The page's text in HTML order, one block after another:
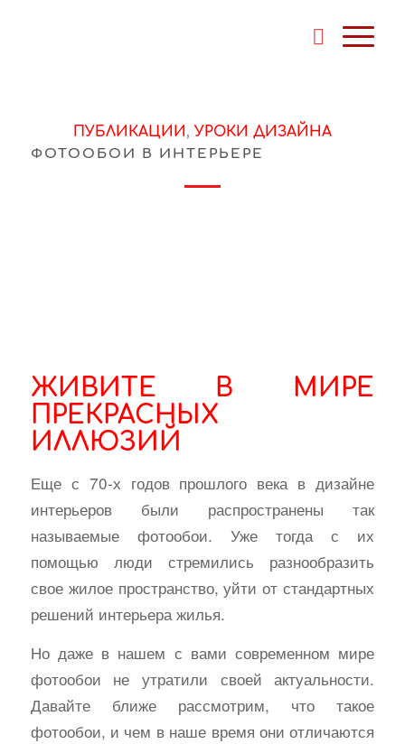
ПУБЛИКАЦИИ, УРОКИ ДИЗАЙНА
ФОТООБОИ В ИНТЕРЬЕРЕ
ЖИВИТЕ В МИРЕ
ПРЕКРАСНЫХ
ИЛЛЮЗИЙ
Еще с 70-х годов прошлого века в дизайне
интерьеров были распространены так
называемые фотообои. Уже тогда с их
помощью люди стремились разнообразить
свое жилое пространство, уйти от стандартных
решений интерьера жилья.
Но даже в нашем с вами современном мире
фотообои не утратили своей актуальности.
Давайте ближе рассмотрим, что такое
фотообои, и чем в наше время они отличаются